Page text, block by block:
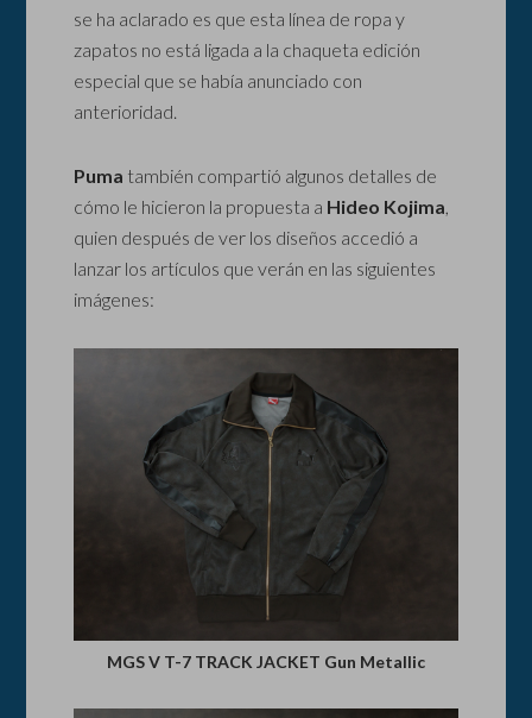
se ha aclarado es que esta línea de ropa y
zapatos no está ligada a la chaqueta edición
especial que se había anunciado con
anterioridad.
Puma también compartió algunos detalles de
cómo le hicieron la propuesta a Hideo Kojima,
quien después de ver los diseños accedió a
lanzar los artículos que verán en las siguientes
imágenes:
MGS V T-7 TRACK JACKET Gun Metallic